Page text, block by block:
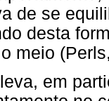
de se
desta
meio
em